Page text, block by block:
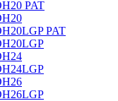
PAT
PAT